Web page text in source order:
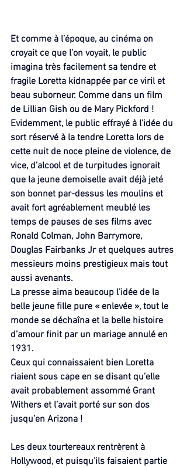
Et comme à l’époque, au cinéma on
croyait ce que l’on voyait, le public
imagina très facilement sa tendre et
fragile Loretta kidnappée par ce viril et
beau suborneur. Comme dans un film
de Lillian Gish ou de Mary Pickford !
Evidemment, le public effrayé à l’idée du
sort réservé à la tendre Loretta lors de
cette nuit de noce pleine de violence, de
vice, d’alcool et de turpitudes ignorait
que la jeune demoiselle avait déjà jeté
son bonnet par-dessus les moulins et
avait fort agréablement meublé les
temps de pauses de ses films avec
Ronald Colman, John Barrymore,
Douglas Fairbanks Jr et quelques autres
messieurs moins prestigieux mais tout
aussi avenants.
La presse aima beaucoup l’idée de la
belle jeune fille pure « enlevée », tout le
monde se déchaîna et la belle histoire
d’amour finit par un mariage annulé en
1931.
Ceux qui connaissaient bien Loretta
riaient sous cape en se disant qu’elle
avait probablement assommé Grant
Withers et l’avait porté sur son dos
jusqu’en Arizona !
Les deux tourtereaux rentrèrent à
Hollywood, et puisqu’ils faisaient partie